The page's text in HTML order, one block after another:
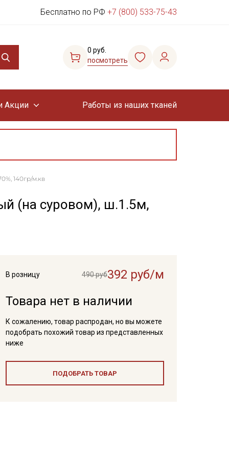
Бесплатно по РФ +7 (800) 533-75-43
0 руб.
посмотреть
Акции Работы из наших тканей
140гр/м.кв
(на суровом), ш.1.5м,
В розницу 490 руб392 руб/м
Товара нет в наличии
К сожалению, товар распродан, но вы можете
подобрать похожий товар из представленных
ниже
ПОДОБРАТЬ ТОВАР